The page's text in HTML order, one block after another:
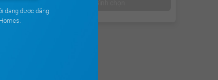
phạt
100
đang được đăng